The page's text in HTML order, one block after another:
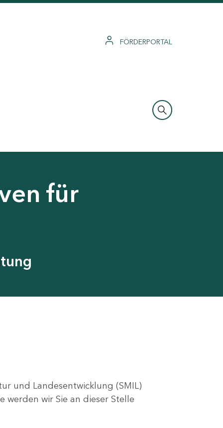
FÖRDERPORTAL
für
und Landesentwicklung (SMIL)
wir Sie an dieser Stelle